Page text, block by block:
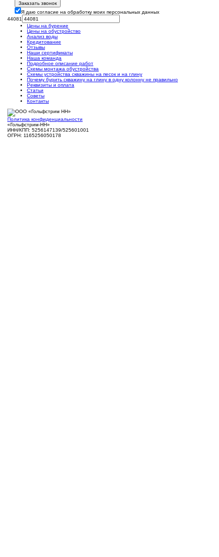
Заказать звонок
Я даю согласие на обработку моих персональных данных
44081
Цены на бурение
Цены на обустройство
Анализ воды
Кредитование
Отзывы
Наши сертификаты
Наша команда
Подробное описание работ
Схемы монтажа обустройства
Схемы устройства скважины на песок и на глину
Почему бурить скважину на глину в одну колонну не правильно
Реквизиты и оплата
Статьи
Советы
Контакты
Политика конфиденциальности
«Гольфстрим-НН»
ИНН/КПП: 5256147139/525601001
ОГРН: 1165256050178